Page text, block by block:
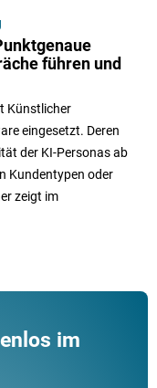
führen und
Künstlicher
eingesetzt. Deren
der KI-Personas ab
Kundentypen oder
zeigt im
im